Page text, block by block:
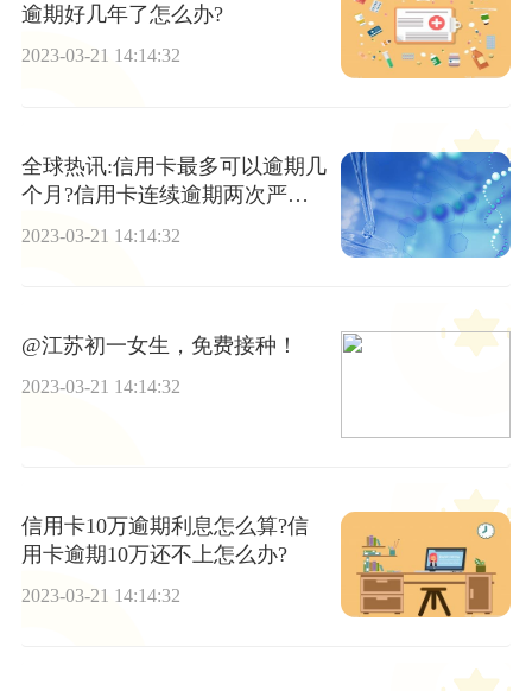
逾期好几年了怎么办?
2023-03-21 14:14:32
全球热讯:信用卡最多可以逾期几
个月?信用卡连续逾期两次严重
2023-03-21 14:14:32
@江苏初一女生，免费接种！
2023-03-21 14:14:32
信用卡10万逾期利息怎么算?信
用卡逾期10万还不上怎么办?
2023-03-21 14:14:32